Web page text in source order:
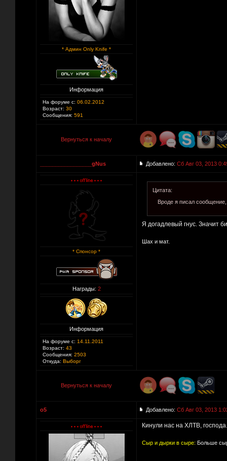
* Админ Only Knife *
Информация
На форуме с: 06.02.2012
Возраст: 30
Сообщения: 591
Вернуться к началу
_________________gNus Добавлено: Сб Авг 03, 2013
* Спонсор *
Награды: 2
Информация
На форуме с: 14.11.2011
Возраст: 43
Сообщения: 2503
Откуда: Выборг
Цитата:
Вроде я писал
Я догадлевый гнус. Значит
Шах и мат.
Вернуться к началу
o5 Добавлено: Сб Авг 03, 2013
Кинули нас на ХЛТВ,
Сыр и дырки в сыре: Больше